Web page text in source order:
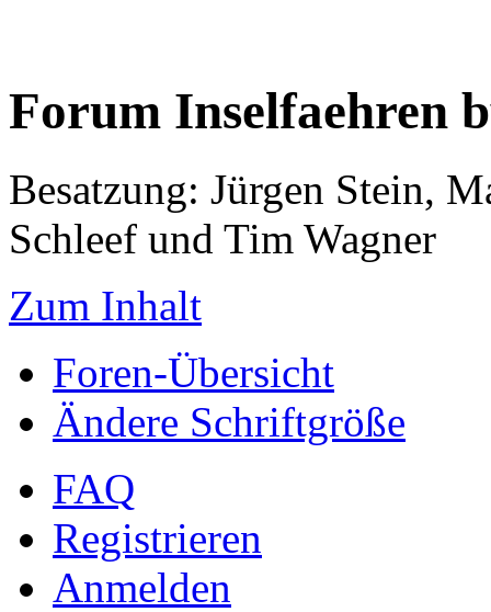
Forum Inselfaehren
Besatzung: Jürgen Stein,
Schleef und Tim Wagner
Zum Inhalt
Foren-Übersicht
Ändere Schriftgröße
FAQ
Registrieren
Anmelden